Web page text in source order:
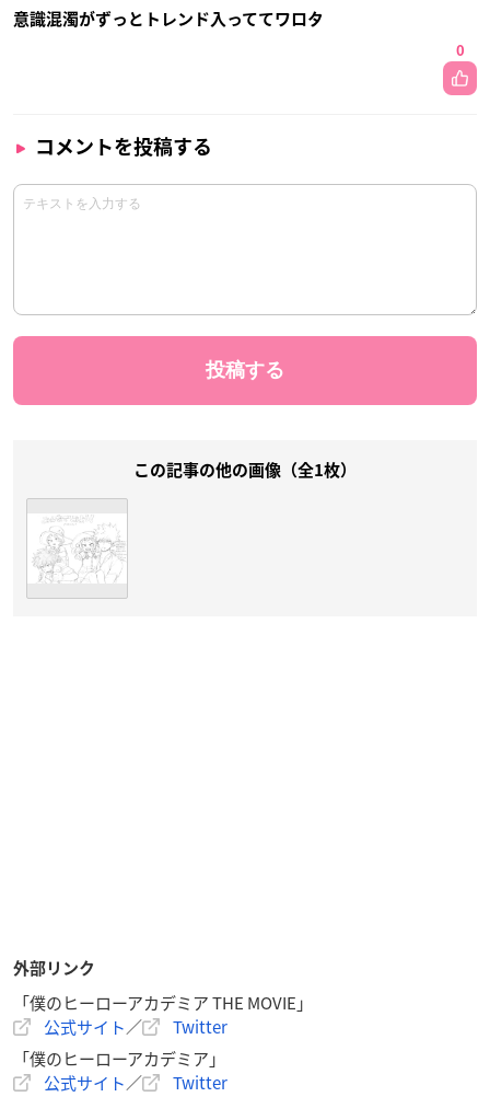
意識混濁がずっとトレンド入っててワロタ
0
コメントを投稿する
この記事の他の画像（全1枚）
外部リンク
「僕のヒーローアカデミア THE MOVIE」
公式サイト／
Twitter
「僕のヒーローアカデミア」
公式サイト／ Twitter